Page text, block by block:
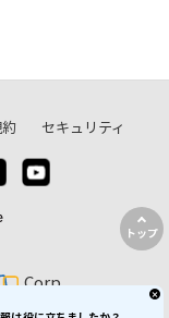
トップ
Corp
セキュリティ